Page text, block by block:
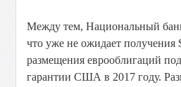
Между тем, Национальный
что уже не ожидает получения
размещения еврооблигаций
гарантии США в 2017 году.